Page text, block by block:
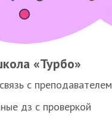
«Турбо»
с преподавателем
дз с проверкой